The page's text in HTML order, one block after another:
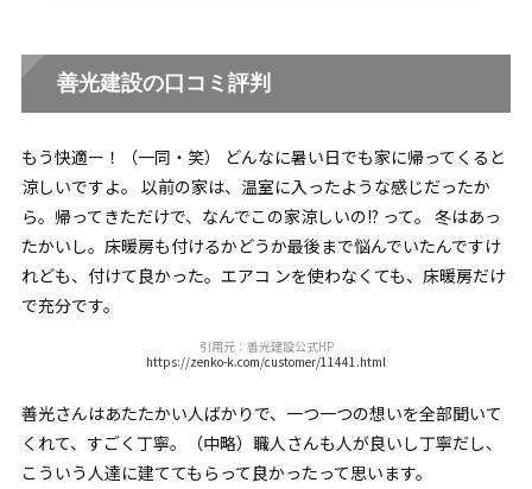
善光建設の口コミ評判
もう快適ー！（一同・笑） どんなに暑い日でも家に帰ってくると
涼しいですよ。 以前の家は、温室に入ったような感じだったか
ら。帰ってきただけで、なんでこの家涼しいの!? って。 冬はあっ
たかいし。床暖房も付けるかどうか最後まで悩んでいたんですけ
れども、付けて良かった。エアコ ンを使わなくても、床暖房だけ
で充分です。
引用元：善光建設公式HP
https://zenko-k.com/customer/11441.html
善光さんはあたたかい人ばかりで、一つ一つの想いを全部聞いて
くれて、すごく丁寧。（中略）職人さんも人が良いし丁寧だし、
こういう人達に建ててもらって良かったって思います。